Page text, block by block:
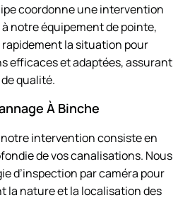
coordonne une intervention
notre équipement de pointe,
la situation pour
efficaces et adaptées, assurant
qualité.
À Binche
notre intervention consiste en
de vos canalisations. Nous
d’inspection par caméra pour
la nature et la localisation des